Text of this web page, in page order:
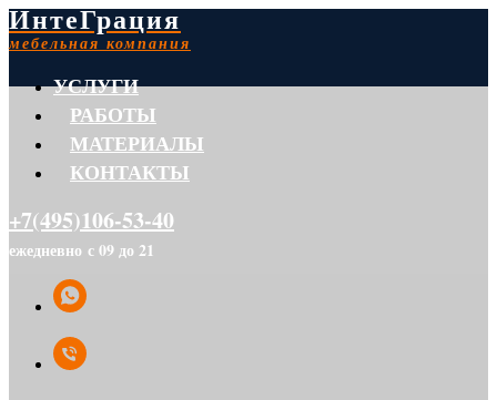
ИнтеГрация
мебельная компания
УСЛУГИ
РАБОТЫ
МАТЕРИАЛЫ
КОНТАКТЫ
+7(495)106-53-40
ежедневно с 09 до 21